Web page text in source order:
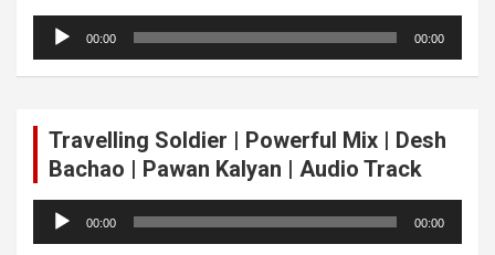
Audio
Player
00:00 00:00
Travelling Soldier | Powerful Mix | Desh
Bachao | Pawan Kalyan | Audio Track
Audio
Player
00:00 00:00